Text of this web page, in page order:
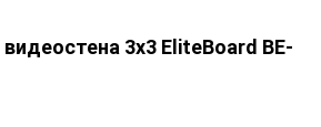
3х3 EliteBoard BE-